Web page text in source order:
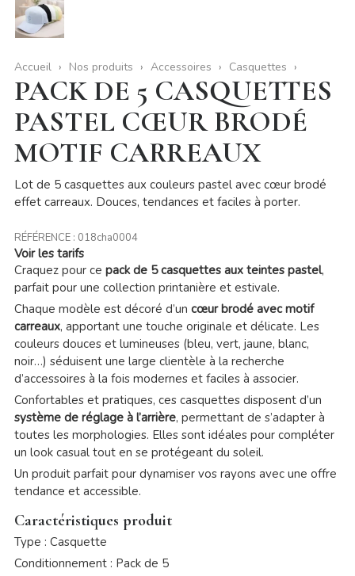
Accueil Nos produits Accessoires Casquettes
PACK DE 5 CASQUETTES
PASTEL CŒUR BRODÉ
MOTIF CARREAUX
Lot de 5 casquettes aux couleurs pastel avec cœur brodé
effet carreaux. Douces, tendances et faciles à porter.
RÉFÉRENCE : 018cha0004
Voir les tarifs
Craquez pour ce pack de 5 casquettes aux teintes pastel,
parfait pour une collection printanière et estivale.
Chaque modèle est décoré d’un cœur brodé avec motif
carreaux, apportant une touche originale et délicate. Les
couleurs douces et lumineuses (bleu, vert, jaune, blanc,
noir…) séduisent une large clientèle à la recherche
d’accessoires à la fois modernes et faciles à associer.
Confortables et pratiques, ces casquettes disposent d’un
système de réglage à l’arrière, permettant de s’adapter à
toutes les morphologies. Elles sont idéales pour compléter
un look casual tout en se protégeant du soleil.
Un produit parfait pour dynamiser vos rayons avec une offre
tendance et accessible.
Caractéristiques produit
Type : Casquette
Conditionnement : Pack de 5